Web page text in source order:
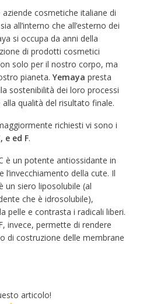
aziende cosmetiche italiane di
all’interno che all’esterno dei
si occupa da anni della
di prodotti cosmetici
solo per il nostro corpo, ma
pianeta. Yemaya presta
sostenibilità dei loro processi
qualità del risultato finale.
richiesti vi sono i
e ed F.
è un potente antiossidante in
l’invecchiamento della cute. Il
un siero liposolubile (al
che è idrosolubile),
pelle e contrasta i radicali liberi.
invece, permette di rendere
di costruzione delle membrane
articolo!